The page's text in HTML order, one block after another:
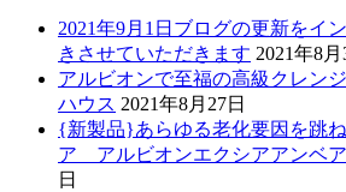
2021年9月1日ブログの更新をイ
きさせていただきます 2021年8月
アルビオンで至福の高級クレ
ハウス 2021年8月27日
{新製品}あらゆる老化要因を跳
ア アルビオンエクシアアンベア
日